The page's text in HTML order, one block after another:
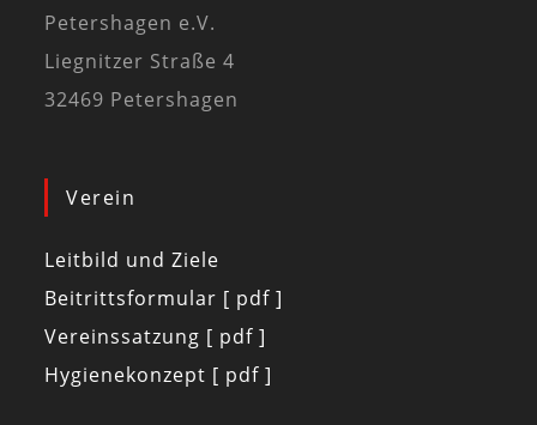
Petershagen e.V.
Liegnitzer Straße 4
32469 Petershagen
Verein
Leitbild und Ziele
Beitrittsformular [ pdf ]
Vereinssatzung [ pdf ]
Hygienekonzept [ pdf ]